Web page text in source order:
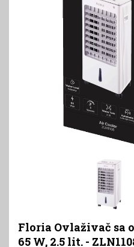
Floria Ovlaživač sa
65 W, 2.5 lit. -